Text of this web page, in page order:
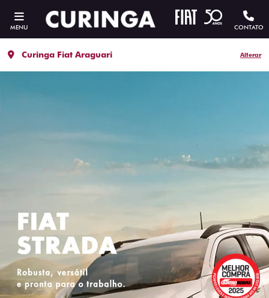
MENU CONTATO
Curinga Fiat Araguari Alterar